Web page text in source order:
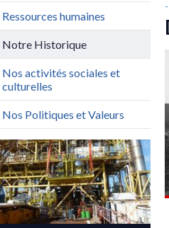
Ressources humaines
Notre Historique
Nos activités sociales et
culturelles
Nos Politiques et Valeurs